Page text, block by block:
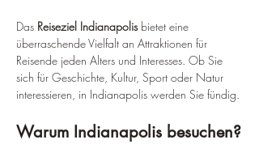
Das Reiseziel Indianapolis bietet eine
überraschende Vielfalt an Attraktionen für
Reisende jeden Alters und Interesses. Ob Sie
sich für Geschichte, Kultur, Sport oder Natur
interessieren, in Indianapolis werden Sie fündig.
Warum Indianapolis besuchen?